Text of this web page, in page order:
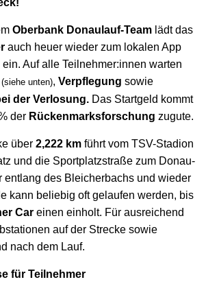
Oberbank Donaulauf-Team lädt das
auch heuer wieder zum lokalen App
Auf alle Teilnehmer:innen warten
(siehe unten), Verpflegung sowie
der Verlosung. Das Startgeld kommt
der Rückenmarksforschung zugute.
über 2,222 km führt vom TSV-Stadion
und die Sportplatzstraße zum Donau-
entlang des Bleicherbachs und wieder
kann beliebig oft gelaufen werden, bis
Car einen einholt. Für ausreichend
auf der Strecke sowie
nach dem Lauf.
für Teilnehmer